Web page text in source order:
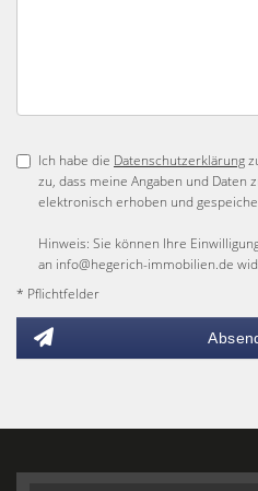
Ich habe die Datenschutzerklärung
zu, dass meine Angaben und Daten
elektronisch erhoben und
Hinweis: Sie können Ihre
an info@hegerich-immobilien.de
* Pflichtfelder